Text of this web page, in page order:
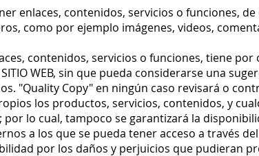
enlaces, contenidos, servicios o funciones,
como por ejemplo imágenes, videos,
contenidos, servicios o funciones, tiene
WEB, sin que pueda considerarse una
"Quality Copy" en ningún caso revisará o
los productos, servicios, contenidos, y
lo cual, tampoco se garantizará la
a los que se pueda tener acceso a través del
por los daños y perjuicios que pudieran